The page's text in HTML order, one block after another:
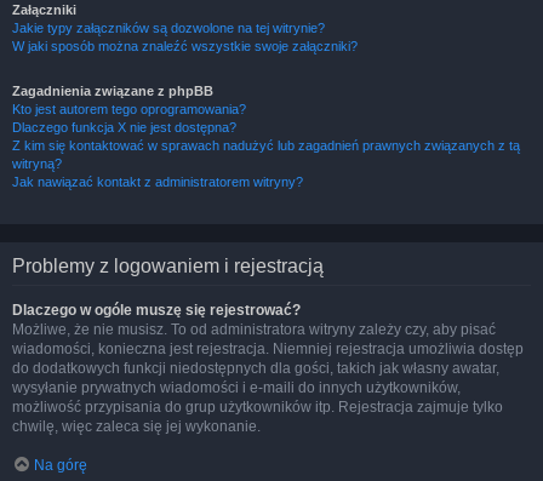
Załączniki
Jakie typy załączników są dozwolone na tej witrynie?
W jaki sposób można znaleźć wszystkie swoje załączniki?
Zagadnienia związane z phpBB
Kto jest autorem tego oprogramowania?
Dlaczego funkcja X nie jest dostępna?
Z kim się kontaktować w sprawach nadużyć lub zagadnień prawnych związanych z tą
witryną?
Jak nawiązać kontakt z administratorem witryny?
Problemy z logowaniem i rejestracją
Dlaczego w ogóle muszę się rejestrować?
Możliwe, że nie musisz. To od administratora witryny zależy czy, aby pisać
wiadomości, konieczna jest rejestracja. Niemniej rejestracja umożliwia dostęp
do dodatkowych funkcji niedostępnych dla gości, takich jak własny awatar,
wysyłanie prywatnych wiadomości i e-maili do innych użytkowników,
możliwość przypisania do grup użytkowników itp. Rejestracja zajmuje tylko
chwilę, więc zaleca się jej wykonanie.
Na górę